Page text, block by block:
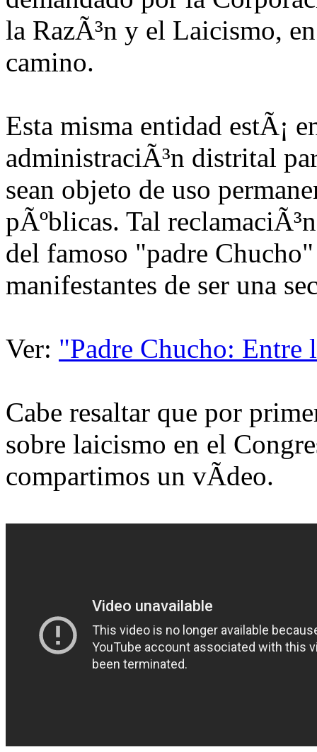
la RazÃ³n y el Laicismo,
camino.
Esta misma entidad estÃ¡
administraciÃ³n distrital
sean objeto de uso
pÃºblicas. Tal
del famoso "padre
manifestantes de ser una
Ver: "Padre Chucho: Entre
Cabe resaltar que por
sobre laicismo en el
compartimos un vÃ­deo.